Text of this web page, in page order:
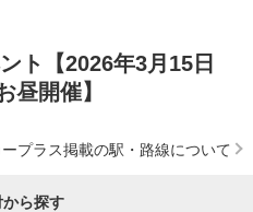
ト【2026年3月15日
昼開催】
プラス掲載の駅・路線について
から探す